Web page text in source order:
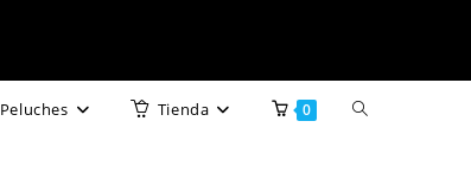
Peluches Tienda 0 Alternar